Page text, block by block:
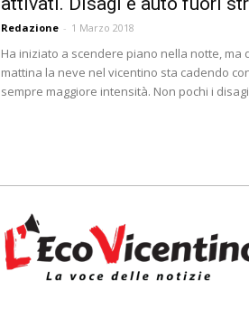
Redazione - 1 Marzo 2018
Ha iniziato a scendere piano nella notte, ma
mattina la neve nel vicentino sta cadendo
sempre maggiore intensità. Non pochi i